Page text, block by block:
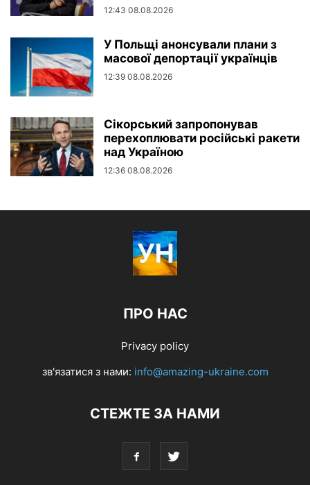
12:43 08.08.2026
У Польщі анонсували плани з
масової депортації українців
12:39 08.08.2026
Сікорський запропонував
перехоплювати російські ракети
над Україною
12:36 08.08.2026
ПРО НАС
Privacy policy
зв'язатися з нами: info@amazing-ukraine.com
СТЕЖТЕ ЗА НАМИ